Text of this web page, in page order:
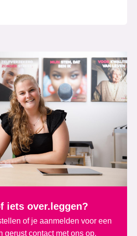
iets over.leggen?
of je aanmelden voor een
gerust contact met ons op.